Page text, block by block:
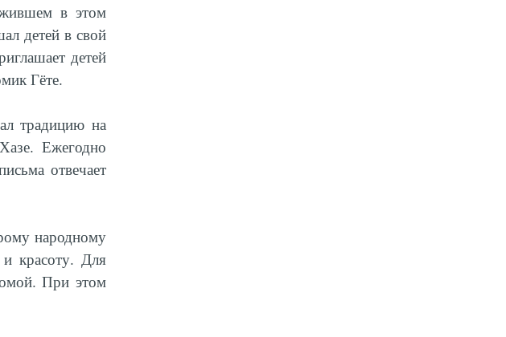
в этом
детей в свой
детей
Гёте.
традицию на
Ежегодно
отвечает
народному
красоту. Для
При этом